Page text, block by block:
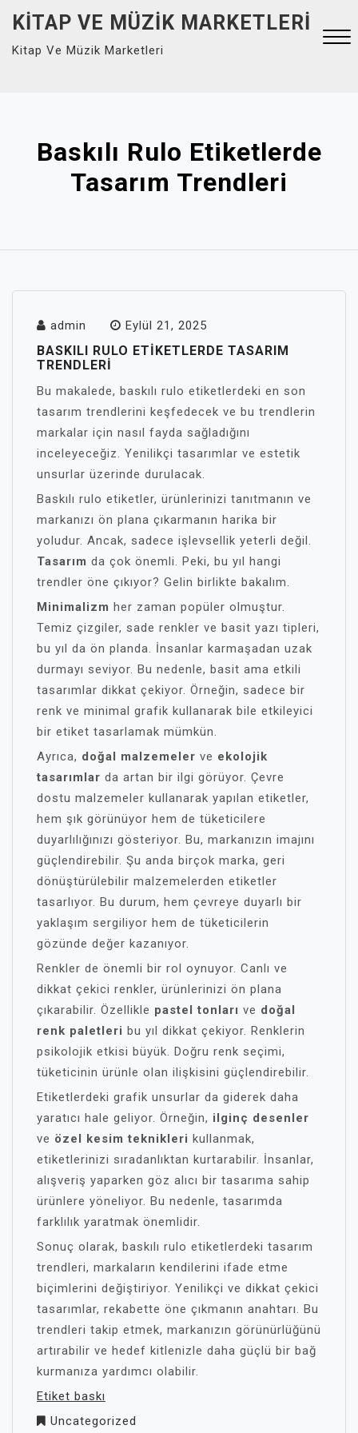
content
KITAP VE MÜZIK MARKETLERI
Kitap Ve Müzik Marketleri
Baskılı Rulo Etiketlerde
Tasarım Trendleri
admin Eylül 21, 2025
BASKILI RULO ETIKETLERDE TASARIM
TRENDLERI
Bu makalede, baskılı rulo etiketlerdeki en son
tasarım trendlerini keşfedecek ve bu trendlerin
markalar için nasıl fayda sağladığını
inceleyeceğiz. Yenilikçi tasarımlar ve estetik
unsurlar üzerinde durulacak.
Baskılı rulo etiketler, ürünlerinizi tanıtmanın ve
markanızı ön plana çıkarmanın harika bir
yoludur. Ancak, sadece işlevsellik yeterli değil.
Tasarım da çok önemli. Peki, bu yıl hangi
trendler öne çıkıyor? Gelin birlikte bakalım.
Minimalizm her zaman popüler olmuştur.
Temiz çizgiler, sade renkler ve basit yazı tipleri,
bu yıl da ön planda. İnsanlar karmaşadan uzak
durmayı seviyor. Bu nedenle, basit ama etkili
tasarımlar dikkat çekiyor. Örneğin, sadece bir
renk ve minimal grafik kullanarak bile etkileyici
bir etiket tasarlamak mümkün.
Ayrıca, doğal malzemeler ve ekolojik
tasarımlar da artan bir ilgi görüyor. Çevre
dostu malzemeler kullanarak yapılan etiketler,
hem şık görünüyor hem de tüketicilere
duyarlılığınızı gösteriyor. Bu, markanızın imajını
güçlendirebilir. Şu anda birçok marka, geri
dönüştürülebilir malzemelerden etiketler
tasarlıyor. Bu durum, hem çevreye duyarlı bir
yaklaşım sergiliyor hem de tüketicilerin
gözünde değer kazanıyor.
Renkler de önemli bir rol oynuyor. Canlı ve
dikkat çekici renkler, ürünlerinizi ön plana
çıkarabilir. Özellikle pastel tonları ve doğal
renk paletleri bu yıl dikkat çekiyor. Renklerin
psikolojik etkisi büyük. Doğru renk seçimi,
tüketicinin ürünle olan ilişkisini güçlendirebilir.
Etiketlerdeki grafik unsurlar da giderek daha
yaratıcı hale geliyor. Örneğin, ilginç desenler
ve özel kesim teknikleri kullanmak,
etiketlerinizi sıradanlıktan kurtarabilir. İnsanlar,
alışveriş yaparken göz alıcı bir tasarıma sahip
ürünlere yöneliyor. Bu nedenle, tasarımda
farklılık yaratmak önemlidir.
Sonuç olarak, baskılı rulo etiketlerdeki tasarım
trendleri, markaların kendilerini ifade etme
biçimlerini değiştiriyor. Yenilikçi ve dikkat çekici
tasarımlar, rekabette öne çıkmanın anahtarı. Bu
trendleri takip etmek, markanızın görünürlüğünü
artırabilir ve hedef kitlenizle daha güçlü bir bağ
kurmanıza yardımcı olabilir.
Etiket baskı
Uncategorized